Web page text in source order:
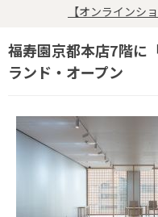
【オンラインシ
福寿園京都本店7階に
ランド・オープン